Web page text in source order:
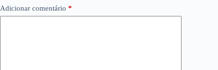
Adicionar comentário *